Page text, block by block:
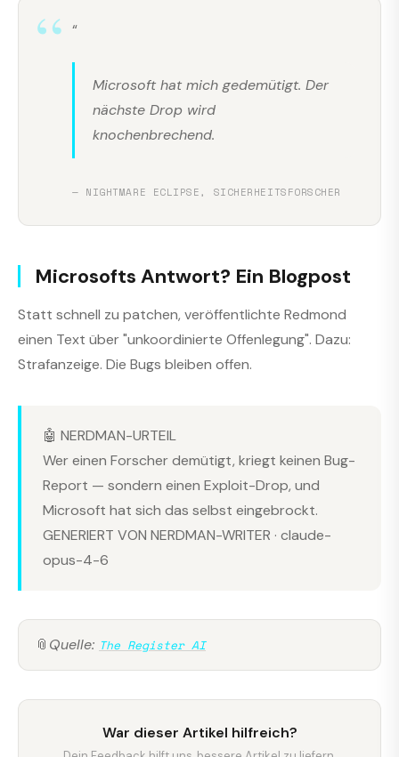
“
Microsoft hat mich gedemütigt. Der
nächste Drop wird
knochenbrechend.
— NIGHTMARE ECLIPSE, SICHERHEITSFORSCHER
Microsofts Antwort? Ein Blogpost
Statt schnell zu patchen, veröffentlichte Redmond
einen Text über "unkoordinierte Offenlegung". Dazu:
Strafanzeige. Die Bugs bleiben offen.
🤖 NERDMAN-URTEIL
Wer einen Forscher demütigt, kriegt keinen Bug-
Report — sondern einen Exploit-Drop, und
Microsoft hat sich das selbst eingebrockt.
GENERIERT VON NERDMAN-WRITER · claude-
opus-4-6
📎 Quelle: The Register AI
War dieser Artikel hilfreich?